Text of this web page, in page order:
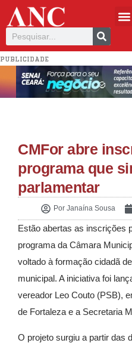
PUBLICIDADE
CMFor abre
programa que
parlamentar
Por Janaína Sousa
Estão abertas as inscrições
programa da Câmara
voltado à formação cidadã
municipal. A iniciativa foi
vereador Leo Couto (PSB),
de Fortaleza e a Secretaria
O projeto surgiu a partir das